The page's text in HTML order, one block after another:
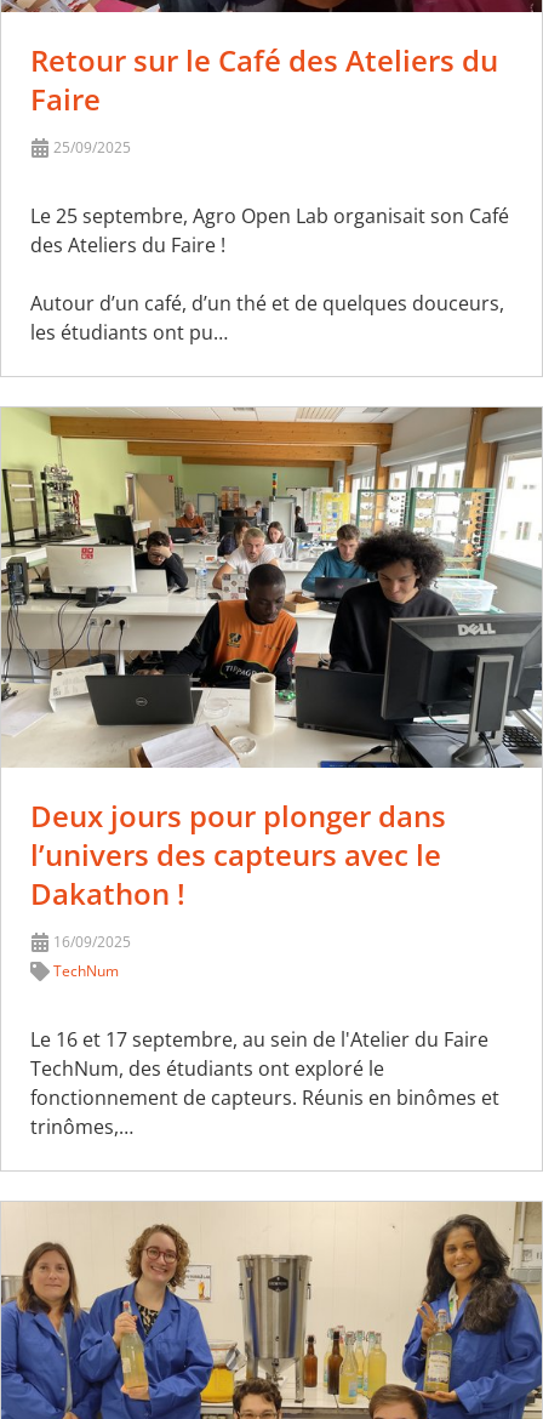
Retour sur le Café des Ateliers du
Faire
25/09/2025
Le 25 septembre, Agro Open Lab organisait son Café
des Ateliers du Faire !
Autour d’un café, d’un thé et de quelques douceurs,
les étudiants ont pu…
Deux jours pour plonger dans
l’univers des capteurs avec le
Dakathon !
16/09/2025
TechNum
Le 16 et 17 septembre, au sein de l'Atelier du Faire
TechNum, des étudiants ont exploré le
fonctionnement de capteurs. Réunis en binômes et
trinômes,…